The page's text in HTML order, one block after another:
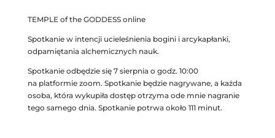
TEMPLE of the GODDESS online
Spotkanie w intencji ucieleśnienia bogini i arcykapłanki,
odpamiętania alchemicznych nauk.
Spotkanie odbędzie się 7 sierpnia o godz. 10:00
na platformie zoom. Spotkanie będzie nagrywane, a każda
osoba, która wykupiła dostęp otrzyma ode mnie nagranie
tego samego dnia. Spotkanie potrwa około 111 minut.